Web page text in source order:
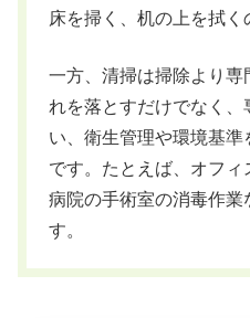
床を掃く、机の上を拭く
一方、清掃は掃除より
れを落とすだけでなく
い、衛生管理や環境基
です。たとえば、オフィ
病院の手術室の消毒作業
す。